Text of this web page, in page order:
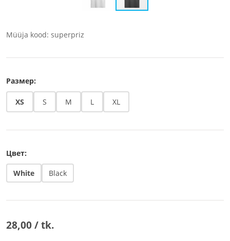
Müüja kood: superpriz
Размер:
XS S M L XL
Цвет:
White Black
28,00 / tk.